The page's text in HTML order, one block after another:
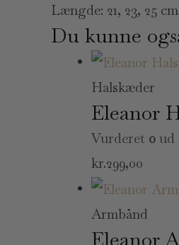
Længde: 21, 23, 25 cm
Du kunne
Halskæder
Eleanor
Vurderet 0 ud
kr.299,00
Armbånd
Eleanor